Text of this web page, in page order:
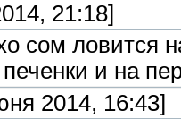
21:18]
сом ловится
печенки и на
2014, 16:43]